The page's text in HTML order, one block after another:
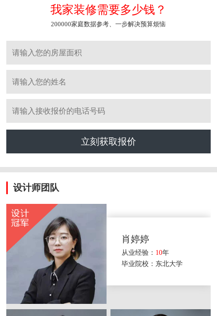
我家装修需要多少钱？
200000家庭数据参考、一步解决预算烦恼
立刻获取报价
设计师团队
肖婷婷
从业经验： 10年
毕业院校：东北大学